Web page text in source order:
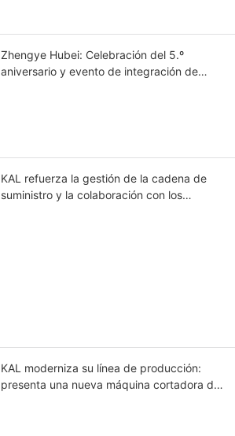
Zhengye Hubei: Celebración del 5.º
aniversario y evento de integración de
KAL refuerza la gestión de la cadena de
suministro y la colaboración con los
KAL moderniza su línea de producción:
presenta una nueva máquina cortadora de